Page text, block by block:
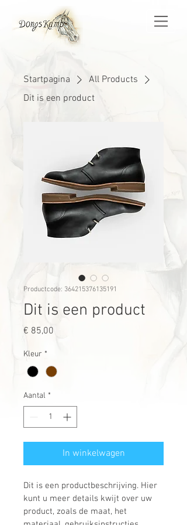
Startpagina
All Products
Dit is een product
Productcode: 364215376135191
Dit is een product
€ 85,00
Kleur *
Aantal *
In winkelwagen
Dit is een productbeschrijving. Hier
kunt u meer details kwijt over uw
product, zoals de maat, het